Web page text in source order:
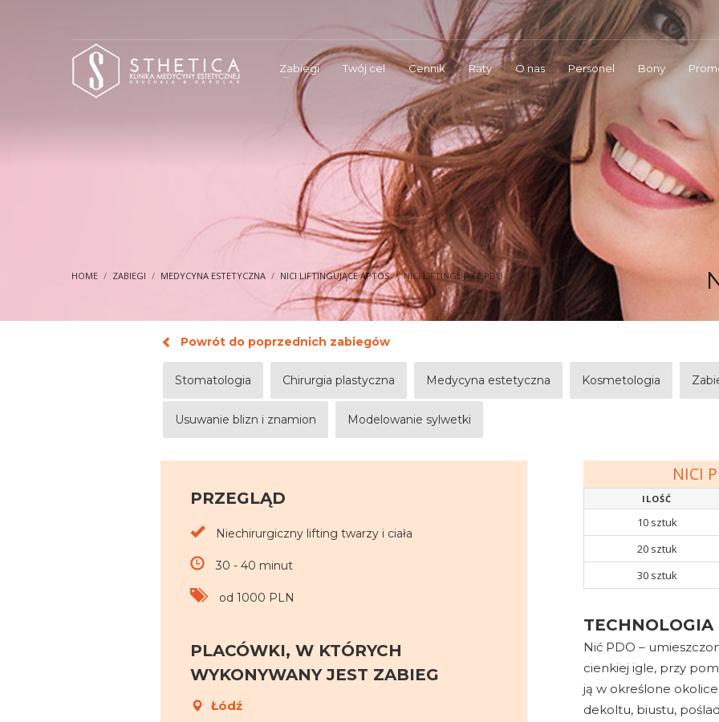
Zabiegi Twój cel Cennik Raty O nas Personel Bony
HOME ZABIEGI MEDYCYNA ESTETYCZNA NICI LIFTINGUJĄCE APTOS NICI LIFTINGUJĄCE PDO
Powrót do poprzednich zabiegów
Stomatologia Chirurgia plastyczna Medycyna estetyczna Kosmetologia
Usuwanie blizn i znamion Modelowanie sylwetki
PRZEGLĄD
Niechirurgiczny lifting twarzy i ciała
30 - 40 minut
od 1000 PLN
PLACÓWKI, W KTÓRYCH
WYKONYWANY JEST ZABIEG
Łódź
NICI
ILOŚĆ
10 sztuk
20 sztuk
30 sztuk
TECHNOLOGIA
Nić PDO –
cienkiej igle, przy
ją w określone okolice
dekoltu, biustu,